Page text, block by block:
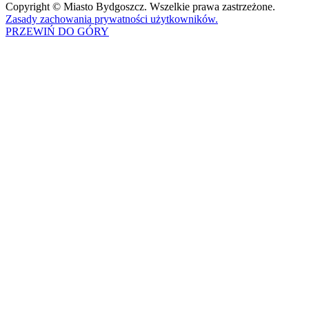
Copyright © Miasto Bydgoszcz. Wszelkie prawa zastrzeżone.
Zasady zachowania prywatności użytkowników.
PRZEWIŃ DO GÓRY